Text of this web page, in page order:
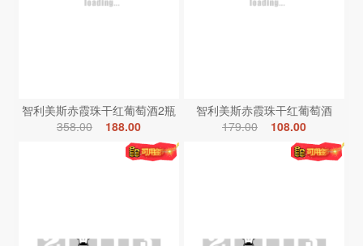
智利美斯赤霞珠干红葡萄酒2瓶
358.00
188.00
智利美斯赤霞珠干红葡萄酒
179.00
108.00